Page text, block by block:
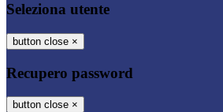
Seleziona utente
button close ×
Recupero password
button close ×